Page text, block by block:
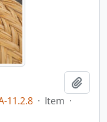
11.2.8 · Item ·